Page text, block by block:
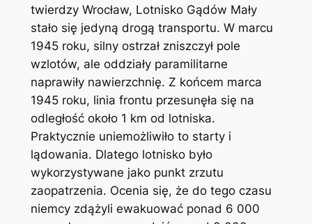
twierdzy Wrocław, Lotnisko Gądów Mały
stało się jedyną drogą transportu. W marcu
1945 roku, silny ostrzał zniszczył pole
wzlotów, ale oddziały paramilitarne
naprawiły nawierzchnię. Z końcem marca
1945 roku, linia frontu przesunęła się na
odległość około 1 km od lotniska.
Praktycznie uniemożliwiło to starty i
lądowania. Dlatego lotnisko było
wykorzystywane jako punkt zrzutu
zaopatrzenia. Ocenia się, że do tego czasu
niemcy zdążyli ewakuować ponad 6 000